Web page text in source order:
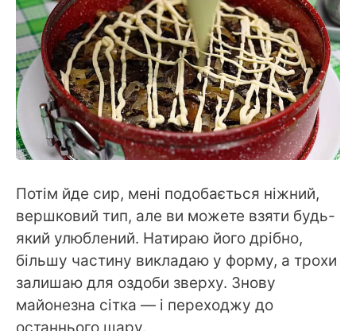
Потім йде сир, мені подобається ніжний,
вершковий тип, але ви можете взяти будь-
який улюблений. Натираю його дрібно,
більшу частину викладаю у форму, а трохи
залишаю для оздоби зверху. Знову
майонезна сітка — і переходжу до
останнього шару.